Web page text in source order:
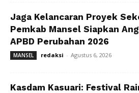
Jaga Kelancaran Proyek
Pemkab Mansel Siapkan
APBD Perubahan 2026
MANSEL redaksi - Agustus 6, 2026
Kasdam Kasuari: Festival